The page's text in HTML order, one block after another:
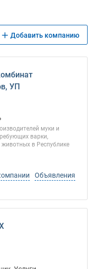
Добавить компанию
УП
муки и
варки,
в Республике
Объявления